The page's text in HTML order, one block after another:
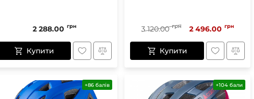
2 288.00 грн
Купити
3 120.00 грн 2 496.00 грн
Купити
+86 балів +104 бали